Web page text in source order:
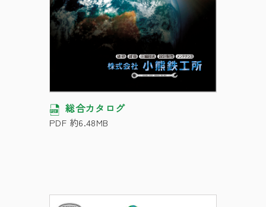
総合カタログ
PDF 約6.48MB